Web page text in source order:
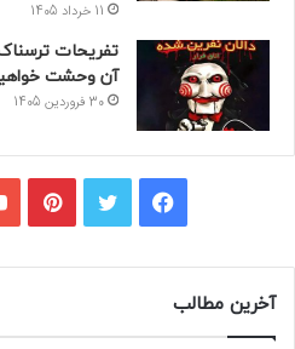
11 خرداد 1405
تفریحات
آن وحشت
30 فروردین 1405
فیسبوکتوییتر
آخرین مطالب